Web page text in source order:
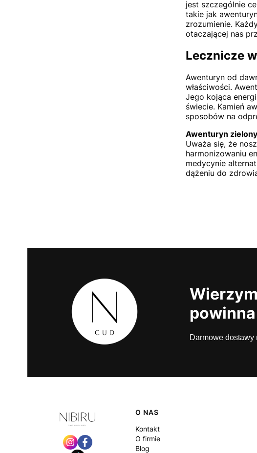
jest szczególnie
takie jak
zrozumienie.
otaczającej nas
Lecznicze
Awenturyn od
właściwości.
Jego kojąca
świecie. Kamień
sposobów na
Awenturyn
Uważa się, że
harmonizowaniu
medycynie
dążeniu do
Darmowe dostawy
Linki w stopce
O NAS
Kontakt
O firmie
Blog